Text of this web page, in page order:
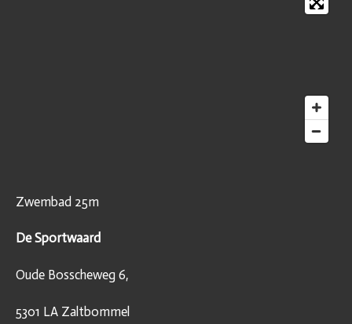
Zwembad 25m
De Sportwaard
Oude Bosscheweg 6,
5301 LA Zaltbommel